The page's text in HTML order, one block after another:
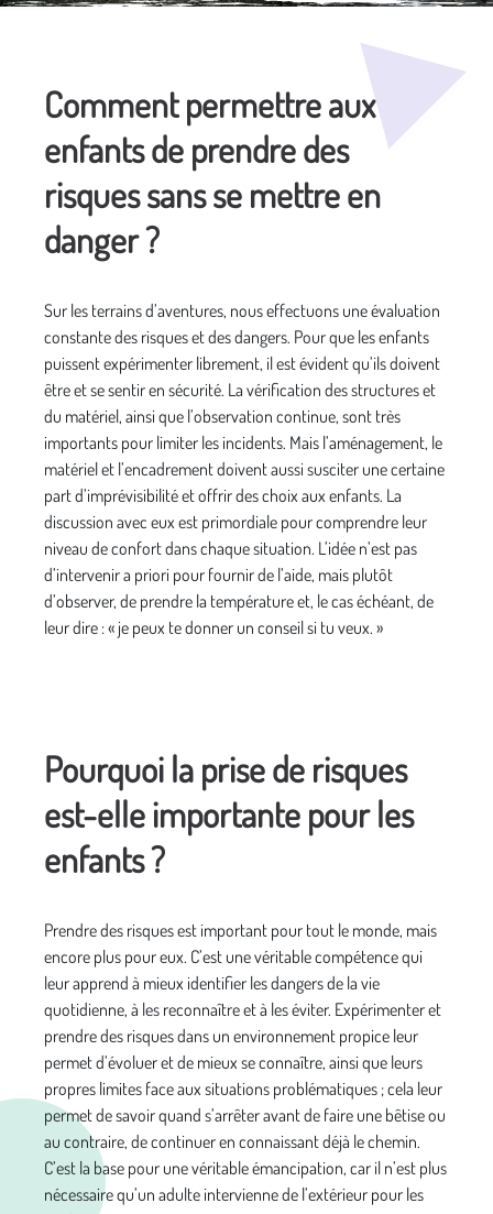
Comment permettre aux
enfants de prendre des
risques sans se mettre en
danger ?
Sur les terrains d’aventures, nous effectuons une évaluation
constante des risques et des dangers. Pour que les enfants
puissent expérimenter librement, il est évident qu’ils doivent
être et se sentir en sécurité. La vérification des structures et
du matériel, ainsi que l’observation continue, sont très
importants pour limiter les incidents. Mais l’aménagement, le
matériel et l’encadrement doivent aussi susciter une certaine
part d’imprévisibilité et offrir des choix aux enfants. La
discussion avec eux est primordiale pour comprendre leur
niveau de confort dans chaque situation. L’idée n’est pas
d’intervenir a priori pour fournir de l’aide, mais plutôt
d’observer, de prendre la température et, le cas échéant, de
leur dire : « je peux te donner un conseil si tu veux. »
Pourquoi la prise de risques
est-elle importante pour les
enfants ?
Prendre des risques est important pour tout le monde, mais
encore plus pour eux. C’est une véritable compétence qui
leur apprend à mieux identifier les dangers de la vie
quotidienne, à les reconnaître et à les éviter. Expérimenter et
prendre des risques dans un environnement propice leur
permet d’évoluer et de mieux se connaître, ainsi que leurs
propres limites face aux situations problématiques ; cela leur
permet de savoir quand s’arrêter avant de faire une bêtise ou
au contraire, de continuer en connaissant déjà le chemin.
C’est la base pour une véritable émancipation, car il n’est plus
nécessaire qu’un adulte intervienne de l’extérieur pour les